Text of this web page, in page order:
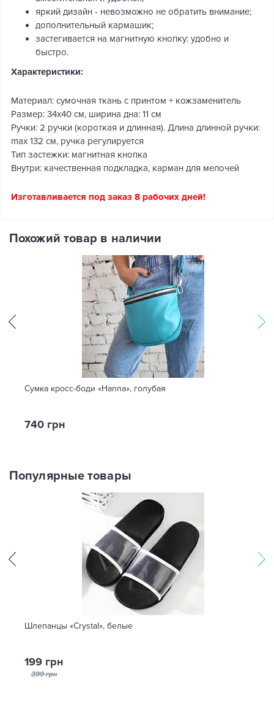
яркий дизайн - невозможно не обратить внимание;
дополнительный кармашик;
застегивается на магнитную кнопку: удобно и
быстро.
Характеристики:
Материал: сумочная ткань с принтом + кожзаменитель
Размер: 34х40 см, ширина дна: 11 см
Ручки: 2 ручки (короткая и длинная). Длина длинной ручки:
max 132 см, ручка регулируется
Тип застежки: магнитная кнопка
Внутри: качественная подкладка, карман для мелочей
Изготавливается под заказ 8 рабочих дней!
Похожий товар в наличии
Сумка кросс-боди «Hanna», голубая
740 грн
Популярные товары
Шлепанцы «Crystal», белые
199 грн
399 грн